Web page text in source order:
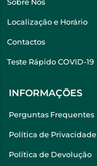
Sobre Nós
Localização e Horário
Contactos
Teste Rápido COVID-19
INFORMAÇÕES
Perguntas Frequentes
Política de Privacidade
Política de Devolução